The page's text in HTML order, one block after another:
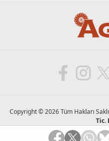
Copyright © 2026 Tüm Hakları
Tic.